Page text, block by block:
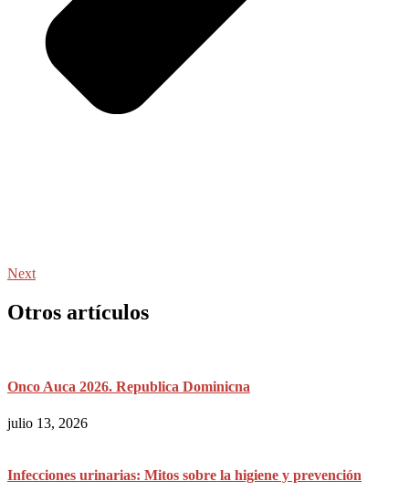
Next
Otros artículos
Onco Auca 2026. Republica Dominicna
julio 13, 2026
Infecciones urinarias: Mitos sobre la higiene y prevención